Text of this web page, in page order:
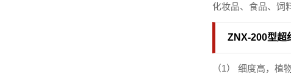
化妆品、食品、饲
ZNX-200型超
（1） 细度高，植